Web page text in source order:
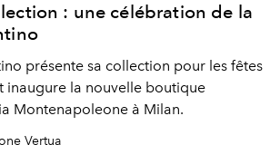
: une célébration de la
présente sa collection pour les fêtes
inaugure la nouvelle boutique
Montenapoleone à Milan.
Vertua